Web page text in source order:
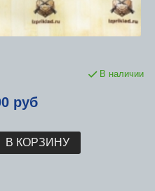
В наличии
руб
В КОРЗИНУ